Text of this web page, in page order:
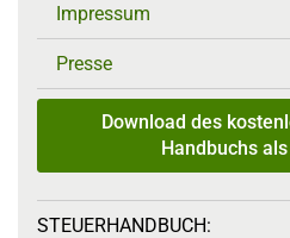
Impressum
Presse
Download des
Handbuchs
STEUERHANDBUCH: